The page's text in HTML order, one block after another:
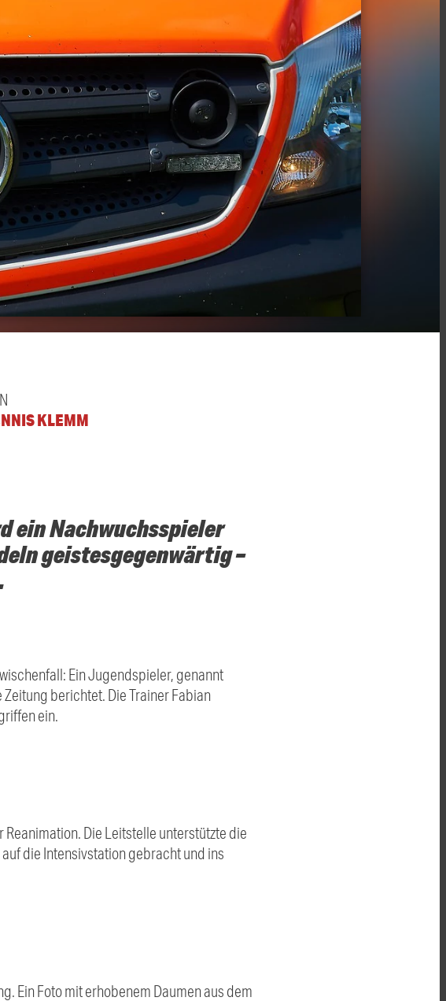
KLEMM
ein Nachwuchsspieler
geistesgegenwärtig –
Ein Jugendspieler, genannt
berichtet. Die Trainer Fabian
ein.
Die Leitstelle unterstützte die
die Intensivstation gebracht und ins
Ein Foto mit erhobenem Daumen aus dem